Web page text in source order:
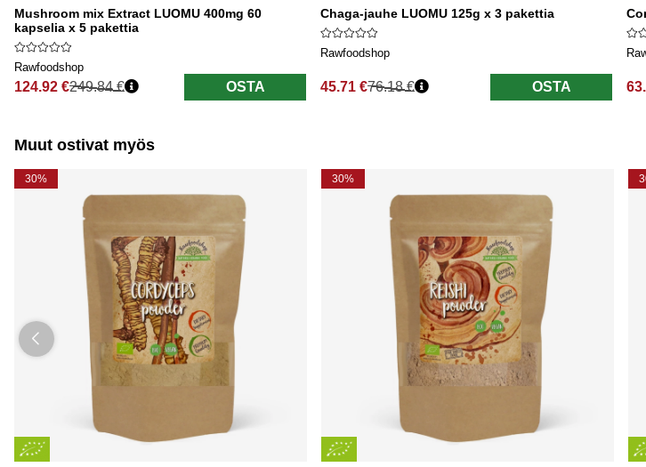
Mushroom mix Extract LUOMU 400mg 60
kapselia x 5 pakettia
Rawfoodshop
124.92 €
Normaali hinta
249.84 € OSTA
Chaga-jauhe LUOMU 125g x 3 pakettia
Rawfoodshop
45.71 €
Normaali hinta
76.18 € OSTA
Muut ostivat myös
30% 30%